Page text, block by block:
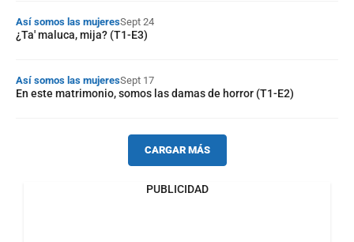
Así somos las mujeresSept 24
¿Ta' maluca, mija? (T1-E3)
Así somos las mujeresSept 17
En este matrimonio, somos las damas de horror (T1-E2)
CARGAR MÁS
PUBLICIDAD